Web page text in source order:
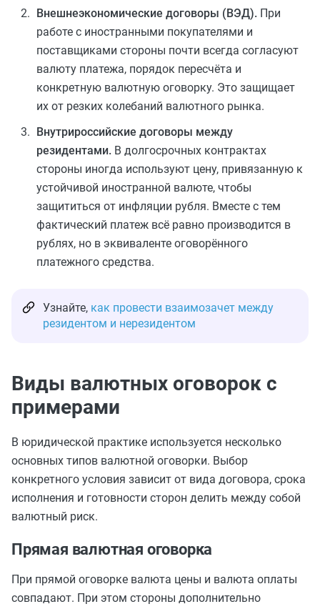
Внешнеэкономические договоры (ВЭД). При
работе с иностранными покупателями и
поставщиками стороны почти всегда согласуют
валюту платежа, порядок пересчёта и
конкретную валютную оговорку. Это защищает
их от резких колебаний валютного рынка.
Внутрироссийские договоры между
резидентами. В долгосрочных контрактах
стороны иногда используют цену, привязанную к
устойчивой иностранной валюте, чтобы
защититься от инфляции рубля. Вместе с тем
фактический платеж всё равно производится в
рублях, но в эквиваленте оговорённого
платежного средства.
Узнайте, как провести взаимозачет между
резидентом и нерезидентом
Виды валютных оговорок с
примерами
В юридической практике используется несколько
основных типов валютной оговорки. Выбор
конкретного условия зависит от вида договора, срока
исполнения и готовности сторон делить между собой
валютный риск.
Прямая валютная оговорка
При прямой оговорке валюта цены и валюта оплаты
совпадают. При этом стороны дополнительно